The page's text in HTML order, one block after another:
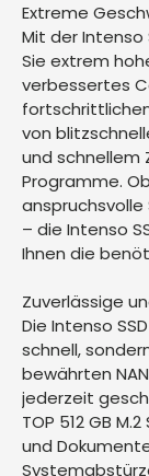
Extreme
Mit der Intenso
Sie extrem
verbessertes
von
und schnellem
Programme.
– die Intenso
Ihnen die
Zuverlässige
Die Intenso
schnell,
bewährten
jederzeit
TOP 512 GB
und